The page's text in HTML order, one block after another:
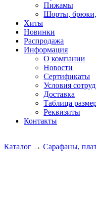
Пижамы
Шорты,
Хиты
Новинки
Распродажа
Информация
О компании
Новости
Сертификаты
Условия
Доставка
Таблица
Реквизиты
Контакты
Каталог → Сарафаны,